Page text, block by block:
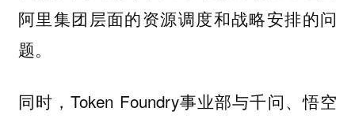
阿里集团层面的资源调度和战略安排的问
题。
同时，Token Foundry事业部与千问、悟空